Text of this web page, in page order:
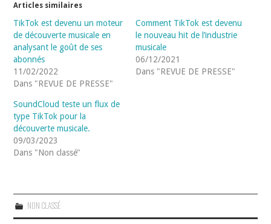
Articles similaires
TikTok est devenu un moteur
de découverte musicale en
analysant le goût de ses
abonnés
11/02/2022
Dans "REVUE DE PRESSE"
Comment TikTok est devenu
le nouveau hit de l’industrie
musicale
06/12/2021
Dans "REVUE DE PRESSE"
SoundCloud teste un flux de
type TikTok pour la
découverte musicale.
09/03/2023
Dans "Non classé"
NON CLASSÉ